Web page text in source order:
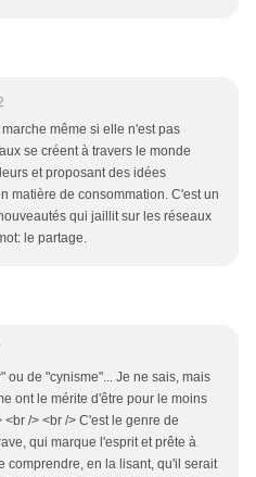
même si elle n'est pas
se créent à travers le monde
et proposant des idées
matière de consommation. C'est un
qui jaillit sur les réseaux
le partage.
ou de "cynisme"... Je ne sais, mais
ont le mérite d'être pour le moins
<br /> <br /> C'est le genre de
qui marque l'esprit et prête à
comprendre, en la lisant, qu'il serait